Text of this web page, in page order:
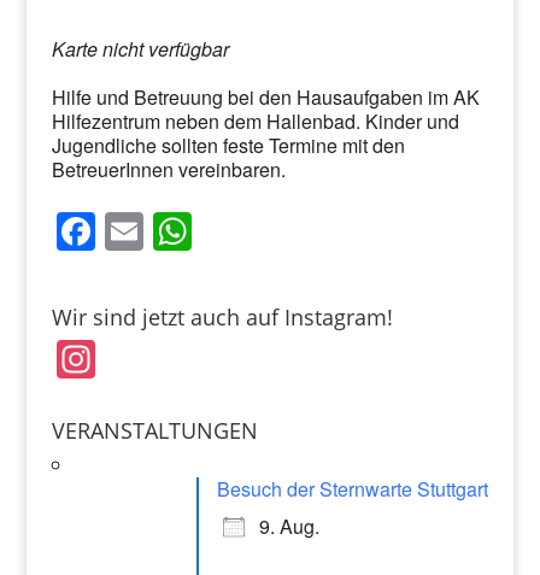
Karte nicht verfügbar
Hilfe und Betreuung bei den Hausaufgaben im AK
Hilfezentrum neben dem Hallenbad. Kinder und
Jugendliche sollten feste Termine mit den
BetreuerInnen vereinbaren.
F
c
e
b
o
E
ai
l
W
at
p
Wir sind jetzt auch auf Instagram!
In
a
VERANSTALTUNGEN
Besuch der Sternwarte Stuttgart
9. Aug.